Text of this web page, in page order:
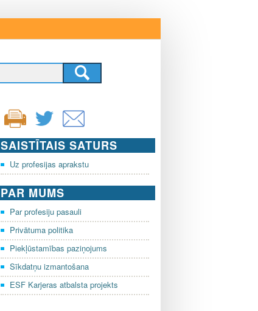
SAISTĪTAIS SATURS
Uz profesijas aprakstu
PAR MUMS
Par profesiju pasauli
Privātuma politika
Piekļūstamības paziņojums
Sīkdatņu izmantošana
ESF Karjeras atbalsta projekts